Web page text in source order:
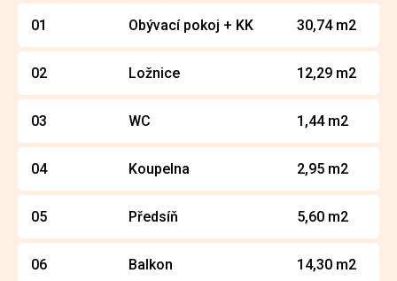
01 Obývací pokoj + KK 30,74 m2
02 Ložnice 12,29 m2
03 WC 1,44 m2
04 Koupelna 2,95 m2
05 Předsíň 5,60 m2
06 Balkon 14,30 m2